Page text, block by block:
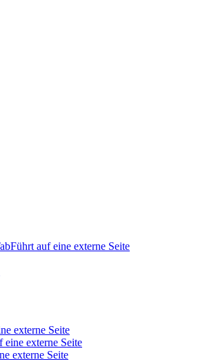
Führt auf eine externe Seite
externe Seite
eine externe Seite
externe Seite